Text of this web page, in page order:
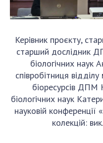
Керівник проєкту,
старший дослідник
біологічних наук
співробітниця
біоресурсів
біологічних наук
науковій
колекцій: